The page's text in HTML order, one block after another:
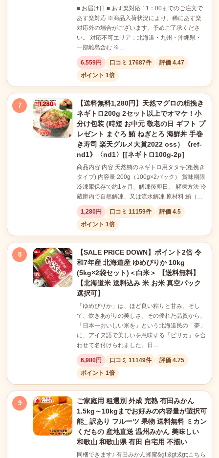
■ お届け日 ■ あす楽対応 11：00までのご注文で
あす楽対応 ※商品入荷状況により、稀にあす楽
対応外の場合がございます。予めご了承くださ
い。 対応不可エリア：北海道・九州・沖縄県・
一部離島含む ※…
6,559円 口コミ 17687件
評価 4.47
ポイント 1倍
7
【送料無料1,280円】天然マグロの粗挽き
ネギトロ200g 2セット以上でオマケ！小
分け包装 (時短 お中元 敬老の日 ギフト プ
レゼント まぐろ 鮪 ねぎとろ 海鮮丼 手巻
き寿司 楽天グルメ大賞2022 oss）《ref-
nd1》〈nd1〉[[ネギトロ100g-2p]
商品内容 内容 天然鮪のネギトロ用タタキ(粗挽き
タイプ) 内容量 200g（100g×2パック） 賞味期限
冷凍庫保存で約1ヶ月、解凍後即日。 解凍方法 冷
蔵庫内で自然解凍、又は流水解凍 原材料 鮪（…
1,280円 口コミ 11159件
評価 4.5
ポイント 1倍
8
【SALE PRICE DOWN】ポイント2倍 令
和7年産 北海道産 ゆめぴりか 10kg
(5kg×2袋セット)＜白米＞ 【送料無料】
【北海道米 送料込み 米 お米 真空パック
選択可】
「ゆめぴりか」は、ほど良い粘りと甘み。そし
て、炊きあがりの美しさ。その優れた品質から、
「日本一おいしい米を」という北海道民の「夢」
に、アイヌ語で美しいを意味する「ピリカ」を合
わせて名付けられました。日…
6,980円 口コミ 11149件
評価 4.75
ポイント 1倍
9
ご家庭用 粗選別 外成 完熟 有田みかん
1.5kg～10kgまでお好みの内容量が選択可
能_ 訳あり フルーツ 果物 送料無料 ミカン
くだもの 産地直送 温州みかん 美味しい
和歌山 和歌山県 有田 自宅用 不揃い
同梱できます♪ 有田みかん蜂蜜&gt;&gt;&gt;こちら